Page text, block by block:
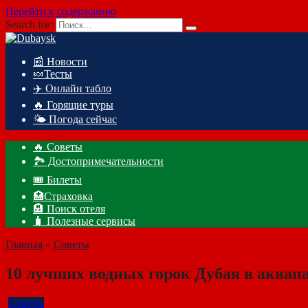
Перейти к содержанию
Search for:
📰 Новости
🍬Тесты
✈️ Онлайн табло
🔥 Горящие туры
🌤️ Погода сейчас
🔥 Советы
🏞️ Достопримечательности
🎟️ Билеты
🏥Страховка
🏨 Поиск отеля
🧳 Полезные сервисы
Главная » Советы
10 лучших водных горок Дубая в
Советы